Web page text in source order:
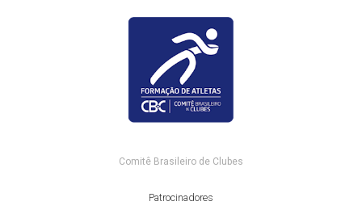
Comitê Brasileiro de Clubes
Patrocinadores